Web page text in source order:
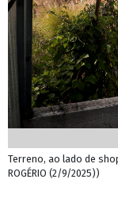
Terreno, ao lado de
ROGÉRIO (2/9/2025))